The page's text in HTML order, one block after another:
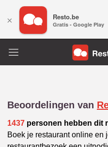
Beoordelingen van
1437 personen hebben dit
Boek je restaurant online en
× Resto.be
Gratis - Google Play